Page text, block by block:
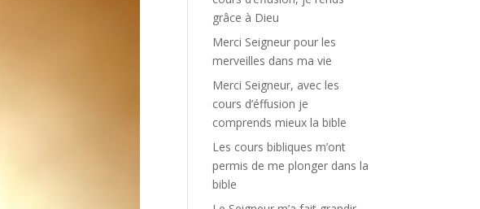
grâce à Dieu
Merci Seigneur pour les
merveilles dans ma vie
Merci Seigneur, avec les
cours d’éffusion je
comprends mieux la bible
Les cours bibliques m’ont
permis de me plonger dans la
bible